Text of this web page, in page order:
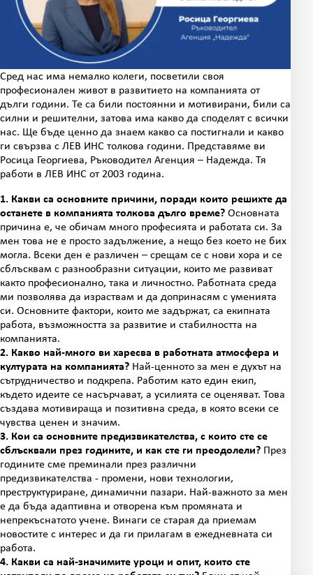
Сред нас има немалко колеги, посветили своя
професионален живот в развитието на компанията от
дълги години. Те са били постоянни и мотивирани, били са
силни и решителни, затова има какво да споделят с всички
нас. Ще бъде ценно да знаем какво са постигнали и какво
ги свързва с ЛЕВ ИНС толкова години. Представяме ви
Росица Георгиева, Ръководител Агенция – Надежда. Тя
работи в ЛЕВ ИНС от 2003 година.
1. Какви са основните причини, поради които решихте да
останете в компанията толкова дълго време? Основната
причина е, че обичам много професията и работата си. За
мен това не е просто задължение, а нещо без което не бих
могла. Всеки ден е различен – срещам се с нови хора и се
сблъсквам с разнообразни ситуации, които ме развиват
както професионално, така и личностно. Работната среда
ми позволява да израствам и да допринасям с уменията
си. Основните фактори, които ме задържат, са екипната
работа, възможността за развитие и стабилността на
компанията.
2. Какво най-много ви харесва в работната атмосфера и
културата на компанията? Най-ценното за мен е духът на
сътрудничество и подкрепа. Работим като един екип,
където идеите се насърчават, а усилията се оценяват. Това
създава мотивираща и позитивна среда, в която всеки се
чувства ценен и значим.
3. Кои са основните предизвикателства, с които сте се
сблъсквали през годините, и как сте ги преодолели? През
годините сме преминали през различни
предизвикателства - промени, нови технологии,
преструктуриране, динамични пазари. Най-важното за мен
е да бъда адаптивна и отворена към промяната и
непрекъснатото учене. Винаги се старая да приемам
новостите с интерес и да ги прилагам в ежедневната си
работа.
4. Какви са най-значимите уроци и опит, които сте